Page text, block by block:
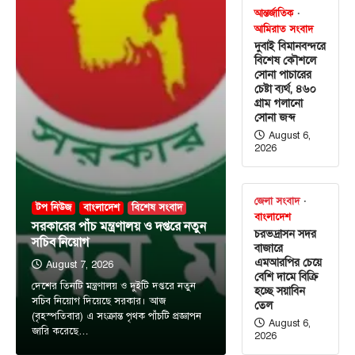
টপ নিউজ বাংলাদেশ বিশেষ সংবাদ
সরকারের পাঁচ মন্ত্রণালয় ও দপ্তরে নতুন
সচিব নিয়োগ
August 7, 2026
দেশের তিনটি মন্ত্রণালয় ও দুইটি দপ্তরে নতুন
সচিব নিয়োগ দিয়েছে সরকার। আজ
(বৃহস্পতিবার) এ সংক্রান্ত পৃথক পাঁচটি প্রজ্ঞাপন
জারি করেছে…
আন্তর্জাতিক
আমিরাত সংবাদ
দুবাই বিমানবন্দরে
বিশেষ কৌশলে
সোনা পাচারের
চেষ্টা ব্যর্থ, ৪৬০
গ্রাম গলানো
সোনা জব্দ
August 6,
2026
জেলা সংবাদ
বাংলাদেশ
চরভদ্রাসন সদর
বাজারে
এমআরপির চেয়ে
বেশি দামে বিক্রি
হচ্ছে সয়াবিন
তেল
August 6,
2026